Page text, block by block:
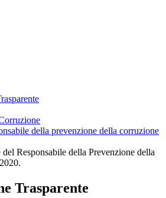
della prevenzione della corruzione
Responsabile della Prevenzione della
Trasparente